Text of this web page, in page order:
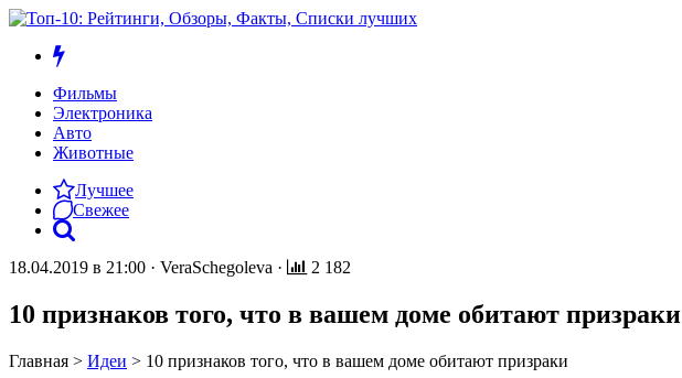
Фильмы
Электроника
Авто
Животные
Лучшее
Свежее
18.04.2019 в 21:00 · VeraSchegoleva · 2 182
10 признаков того, что в вашем доме обитают призраки
Главная > Идеи > 10 признаков того, что в вашем доме обитают призраки